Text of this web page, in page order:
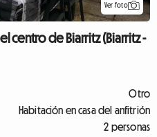
Ver foto
centro de Biarritz (Biarritz -
Otro
Habitación en casa del anfitrión
2 personas